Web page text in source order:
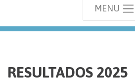
MENU
RESULTADOS 2025